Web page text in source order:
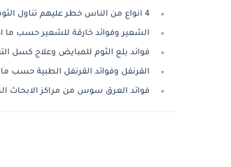
الشعير وفوائد خارقة للشعير حسب ما
فوائد بلع الثوم للمبايض وعلاج كسل
القرنفل وفوائد القرنفل الطبية حسب ما
فوائد العرق سوس من مراكز الابحاث